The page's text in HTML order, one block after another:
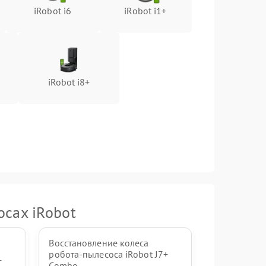
iRobot i6 iRobot i1+
iRobot i8+
iRobot
Восстановление колеса
робота-пылесоса iRobot J7+